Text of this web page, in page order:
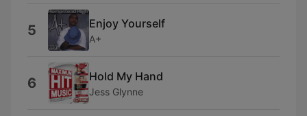
5 Enjoy Yourself
A+
6 Hold My Hand
Jess Glynne